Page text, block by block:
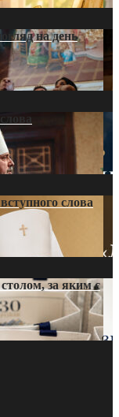
на день
слова
за яким є